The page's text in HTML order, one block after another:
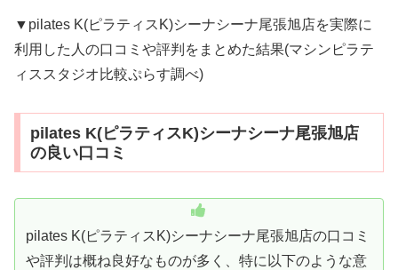
▼pilates K(ピラティスK)シーナシーナ尾張旭店を実際に
利用した人の口コミや評判をまとめた結果(マシンピラテ
ィススタジオ比較ぷらす調べ)
pilates K(ピラティスK)シーナシーナ尾張旭店
の良い口コミ
pilates K(ピラティスK)シーナシーナ尾張旭店の口コミ
や評判は概ね良好なものが多く、特に以下のような意